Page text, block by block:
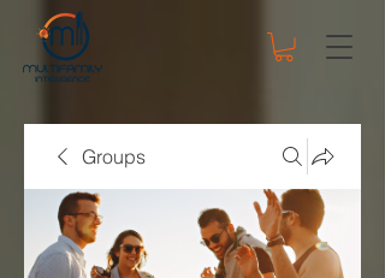
Groups